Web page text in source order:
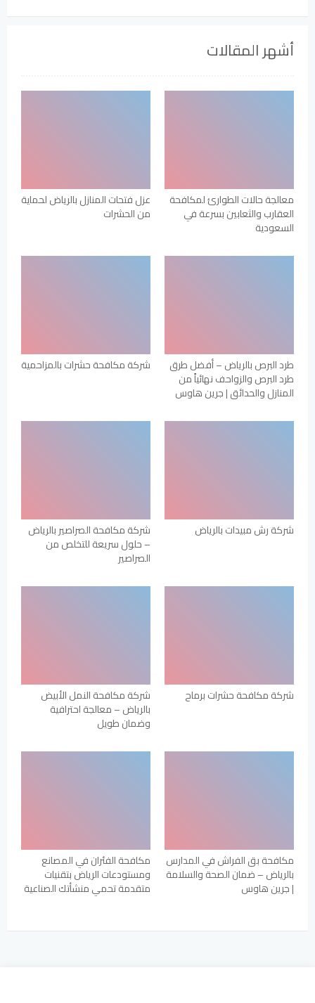
أشهر المقالات
معالجة حالات الطوارئ لمكافحة
العقارب والثعابين بسرعة في
السعودية
عزل فتحات المنازل بالرياض لحماية
من الحشرات
طرد البرص بالرياض – أفضل طرق
طرد البرص والزواحف نهائياً من
المنازل والحدائق | جرين هاوس
شركة مكافحة حشرات بالمزاحمية
شركة رش مبيدات بالرياض شركة مكافحة الصراصير بالرياض
– حلول سريعة للتخلص من
الصراصير
شركة مكافحة حشرات برماح شركة مكافحة النمل الأبيض
بالرياض – معالجة احترافية
وضمان طويل
مكافحة بق الفراش في المدارس
بالرياض – ضمان الصحة والسلامة
| جرين هاوس
مكافحة الفئران في المصانع
ومستودعات الرياض بتقنيات
متقدمة تحمي منشأتك الصناعية